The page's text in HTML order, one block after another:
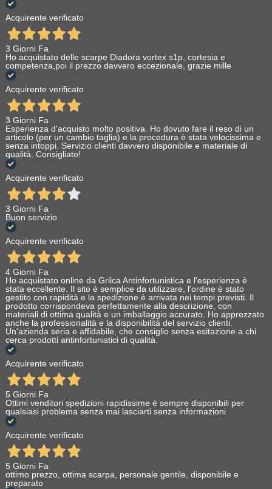
Acquirente verificato
3 Giorni Fa
Ho acquistato delle scarpe Diadora vortex s1p, cortesia e
competenza,poi il prezzo davvero eccezionale, grazie mille
Acquirente verificato
3 Giorni Fa
Esperienza d'acquisto molto positiva. Ho dovuto fare il reso di un
articolo (per un cambio taglia) e la procedura è stata velocissima e
senza intoppi. Servizio clienti davvero disponibile e materiale di
qualità. Consigliato!
Acquirente verificato
3 Giorni Fa
Buon servizio
Acquirente verificato
4 Giorni Fa
Ho acquistato online da Grilca Antinfortunistica e l'esperienza è
stata eccellente. Il sito è semplice da utilizzare, l'ordine è stato
gestito con rapidità e la spedizione è arrivata nei tempi previsti. Il
prodotto corrispondeva perfettamente alla descrizione, con
materiali di ottima qualità e un imballaggio accurato. Ho apprezzato
anche la professionalità e la disponibilità del servizio clienti.
Un'azienda seria e affidabile, che consiglio senza esitazione a chi
cerca prodotti antinfortunistici di qualità.
Acquirente verificato
5 Giorni Fa
Ottimi venditori spedizioni rapidissime è sempre disponibili per
qualsiasi problema senza mai lasciarti senza informazioni
Acquirente verificato
5 Giorni Fa
ottimo prezzo, ottima scarpa, personale gentile, disponibile e
preparato